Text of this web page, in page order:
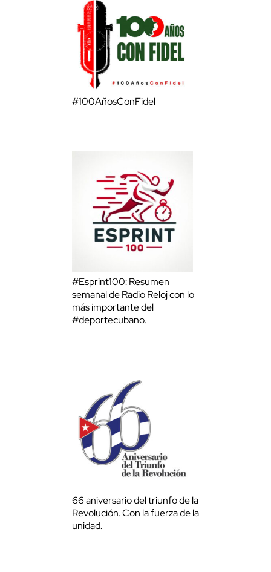
#100AñosConFidel
#Esprint100: Resumen
semanal de Radio Reloj con lo
más importante del
#deportecubano.
66 aniversario del triunfo de la
Revolución. Con la fuerza de la
unidad.